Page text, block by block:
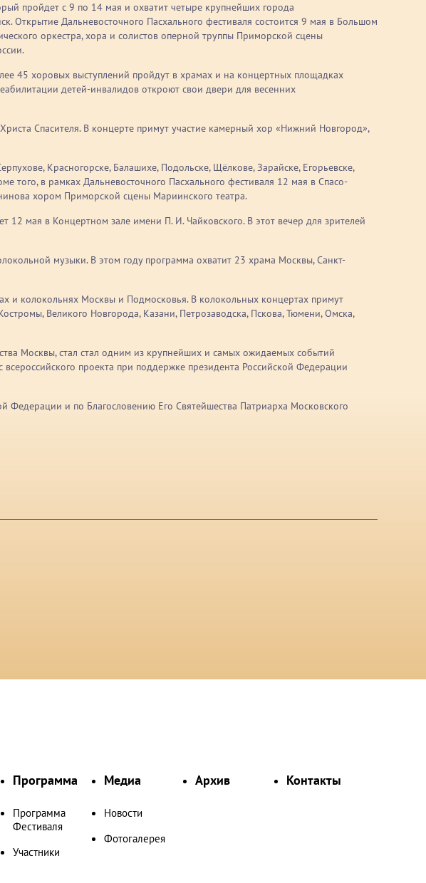
пройдет с 9 по 14 мая и охватит четыре крупнейших города
Открытие Дальневосточного Пасхального фестиваля состоится 9 мая в Большом
оркестра, хора и солистов оперной труппы Приморской сцены
45 хоровых выступлений пройдут в храмах и на концертных площадках
детей-инвалидов откроют свои двери для весенних
Спасителя. В концерте примут участие камерный хор «Нижний Новгород»,
Красногорске, Балашихе, Подольске, Щёлкове, Зарайске, Егорьевске,
того, в рамках Дальневосточного Пасхального фестиваля 12 мая в Спасо-
хором Приморской сцены Мариинского театра.
мая в Концертном зале имени П. И. Чайковского. В этот вечер для зрителей
музыки. В этом году программа охватит 23 храма Москвы, Санкт-
и колокольнях Москвы и Подмосковья. В колокольных концертах примут
Великого Новгорода, Казани, Петрозаводска, Пскова, Тюмени, Омска,
Москвы, стал стал одним из крупнейших и самых ожидаемых событий
проекта при поддержке президента Российской Федерации
Федерации и по Благословению Его Святейшества Патриарха Московского
Программа
Программа
Фестиваля
Участники
Медиа
Новости
Фотогалерея
Архив Контакты